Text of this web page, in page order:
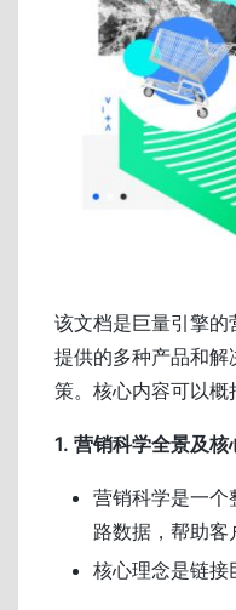
该文档是巨量引擎
提供的多种产品和
策。核心内容可以概
1. 营销科学全景及核
营销科学是一个
路数据，帮助客
核心理念是链接